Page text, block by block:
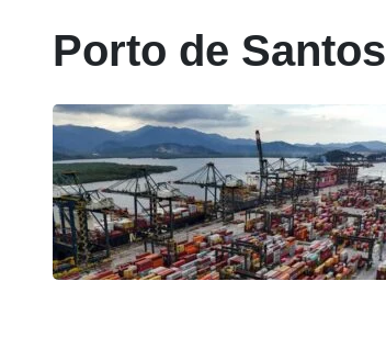
Porto de Santos